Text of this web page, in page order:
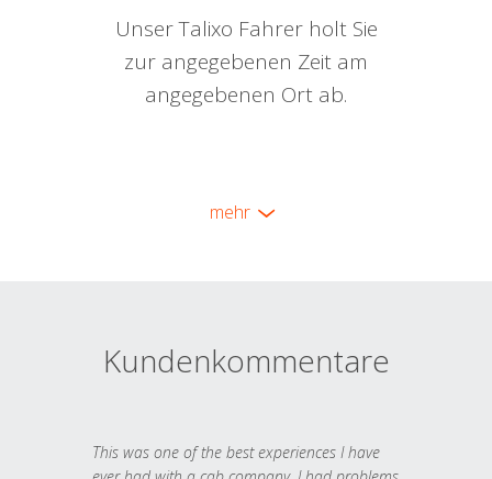
Unser Talixo Fahrer holt Sie
zur angegebenen Zeit am
angegebenen Ort ab.
mehr
Kundenkommentare
This was one of the best experiences I have